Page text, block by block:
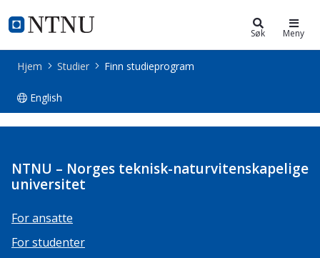
NTNU Hjemmeside
Studier Søk Meny
Hjem Studier Finn studieprogram
English
Studieprogrammer
NTNU – Norges teknisk-naturvitenskapelige
universitet
For ansatte
For studenter